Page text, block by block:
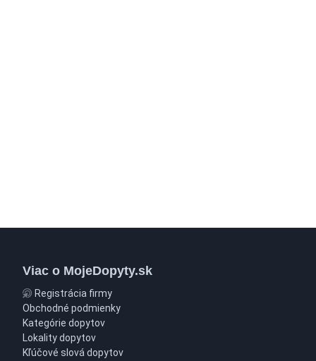
Viac o MojeDopyty.sk
Registrácia firmy
Obchodné podmienky
Kategórie dopytov
Lokality dopytov
Kľúčové slová dopytov